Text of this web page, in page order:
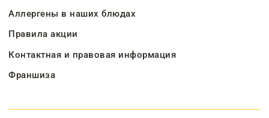
Аллергены в наших блюдах
Правила акции
Контактная и правовая информация
Франшиза